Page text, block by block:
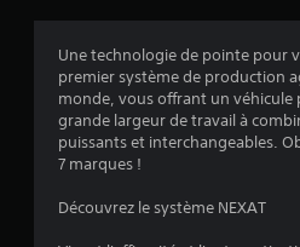
Une technologie de pointe pour
premier système de production
monde, vous offrant un
grande largeur de travail à
puissants et interchangeables.
7 marques !
Découvrez le système NEXAT